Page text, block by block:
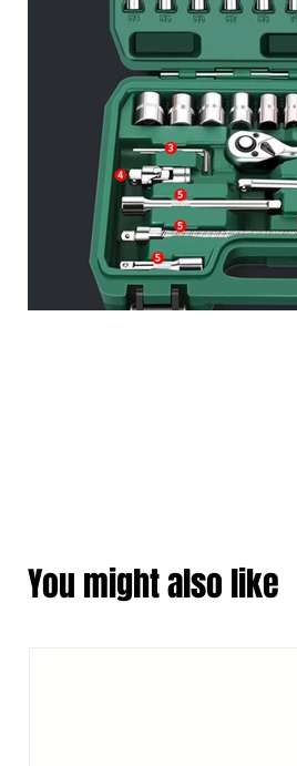
You might also like